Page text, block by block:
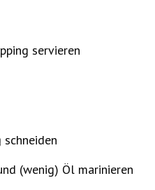
servieren
(wenig) Öl marinieren